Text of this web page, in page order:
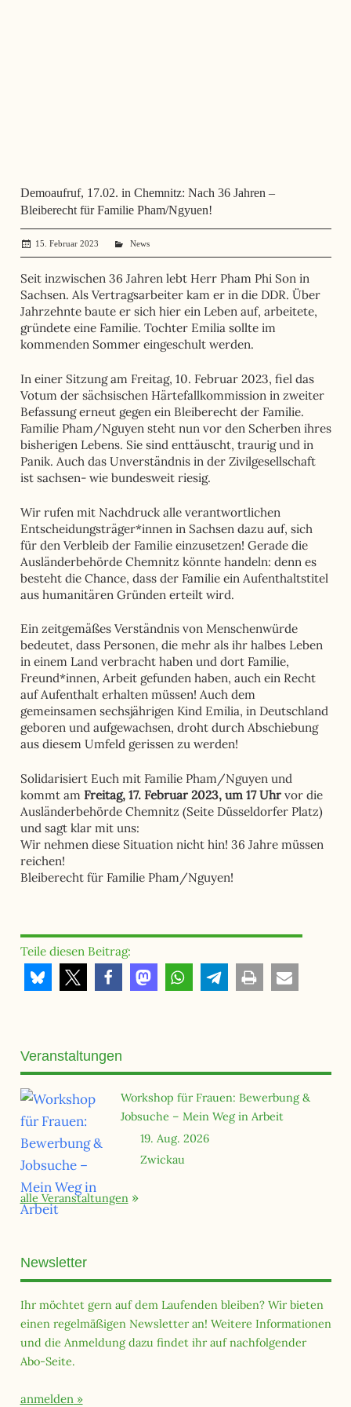
Demoaufruf, 17.02. in Chemnitz: Nach 36 Jahren –
Bleiberecht für Familie Pham/Ngyuen!
15. Februar 2023 administrator
News
Seit inzwischen 36 Jahren lebt Herr Pham Phi Son in
Sachsen. Als Vertragsarbeiter kam er in die DDR. Über
Jahrzehnte baute er sich hier ein Leben auf, arbeitete,
gründete eine Familie. Tochter Emilia sollte im
kommenden Sommer eingeschult werden.
In einer Sitzung am Freitag, 10. Februar 2023, fiel das
Votum der sächsischen Härtefallkommission in zweiter
Befassung erneut gegen ein Bleiberecht der Familie.
Familie Pham/Nguyen steht nun vor den Scherben ihres
bisherigen Lebens. Sie sind enttäuscht, traurig und in
Panik. Auch das Unverständnis in der Zivilgesellschaft
ist sachsen- wie bundesweit riesig.
Wir rufen mit Nachdruck alle verantwortlichen
Entscheidungsträger*innen in Sachsen dazu auf, sich
für den Verbleib der Familie einzusetzen! Gerade die
Ausländerbehörde Chemnitz könnte handeln: denn es
besteht die Chance, dass der Familie ein Aufenthaltstitel
aus humanitären Gründen erteilt wird.
Ein zeitgemäßes Verständnis von Menschenwürde
bedeutet, dass Personen, die mehr als ihr halbes Leben
in einem Land verbracht haben und dort Familie,
Freund*innen, Arbeit gefunden haben, auch ein Recht
auf Aufenthalt erhalten müssen! Auch dem
gemeinsamen sechsjährigen Kind Emilia, in Deutschland
geboren und aufgewachsen, droht durch Abschiebung
aus diesem Umfeld gerissen zu werden!
Solidarisiert Euch mit Familie Pham/Nguyen und
kommt am Freitag, 17. Februar 2023, um 17 Uhrvor die
Ausländerbehörde Chemnitz (Seite Düsseldorfer Platz)
und sagt klar mit uns:
Wir nehmen diese Situation nicht hin! 36 Jahre müssen
reichen!
Bleiberecht für Familie Pham/Nguyen!
Teile diesen Beitrag:
Veranstaltungen
Workshop für Frauen: Bewerbung &
Jobsuche – Mein Weg in Arbeit
19. Aug. 2026
Zwickau
alle Veranstaltungen
Newsletter
Ihr möchtet gern auf dem Laufenden bleiben? Wir bieten
einen regelmäßigen Newsletter an! Weitere Informationen
und die Anmeldung dazu findet ihr auf nachfolgender
Abo-Seite.
anmelden